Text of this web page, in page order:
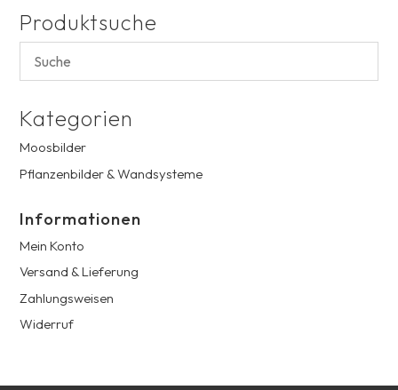
Produktsuche
Kategorien
Moosbilder
Pflanzenbilder & Wandsysteme
Informationen
Mein Konto
Versand & Lieferung
Zahlungsweisen
Widerruf